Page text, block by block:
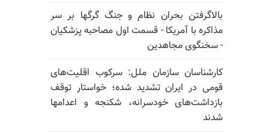
بالا‌گرفتن بحران نظام و جنگ گرگها بر سر
مذاکره با آمریکا - قسمت اول مصاحبه پزشکیان
- سخنگوی مجاهدین
کارشناسان سازمان ملل: سرکوب اقلیت‌های
قومی در ایران تشدید شده؛ خواستار توقف
بازداشت‌های خودسرانه، شکنجه و اعدامها
شدند